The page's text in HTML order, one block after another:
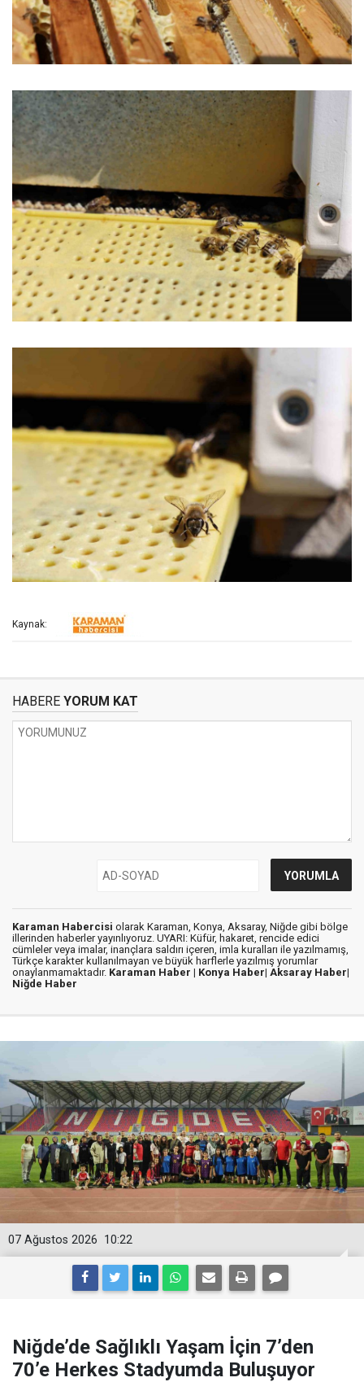
Kaynak:
HABERE YORUM KAT
Karaman Habercisi olarak Karaman, Konya, Aksaray, Niğde gibi bölge
illerinden haberler yayınlıyoruz. UYARI: Küfür, hakaret, rencide edici
cümleler veya imalar, inançlara saldırı içeren, imla kuralları ile yazılmamış,
Türkçe karakter kullanılmayan ve büyük harflerle yazılmış yorumlar
onaylanmamaktadır. Karaman Haber | Konya Haber| Aksaray Haber|
Niğde Haber
10:22
07 Ağustos 2026
Niğde’de Sağlıklı Yaşam İçin 7’den
70’e Herkes Stadyumda Buluşuyor